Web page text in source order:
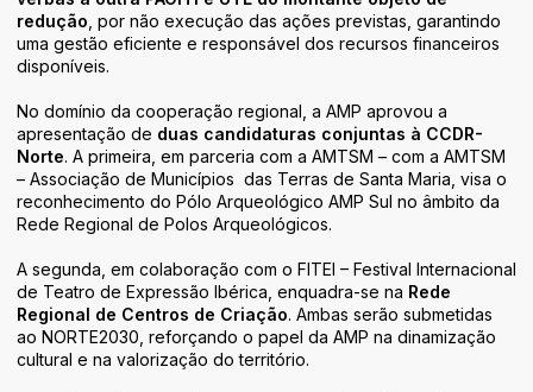
redução , por não execução das ações previstas, garantindo
uma gestão eficiente e responsável dos recursos financeiros
disponíveis.
No domínio da cooperação regional, a AMP aprovou a
apresentação de duas candidaturas conjuntas à CCDR-
Norte. A primeira, em parceria com a AMTSM – com a AMTSM
– Associação de Municípios das Terras de Santa Maria, visa o
reconhecimento do Pólo Arqueológico AMP Sul no âmbito da
Rede Regional de Polos Arqueológicos.
A segunda, em colaboração com o FITEI – Festival Internacional
de Teatro de Expressão Ibérica, enquadra-se na Rede
Regional de Centros de Criação. Ambas serão submetidas
ao NORTE2030, reforçando o papel da AMP na dinamização
cultural e na valorização do território.